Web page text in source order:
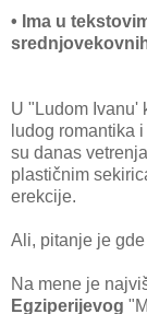
• Ima u
U "Ludom Ivanu'
ludog romantika
su danas
plastičnim
erekcije.
Ali, pitanje je
Na mene je
Egziperijevog